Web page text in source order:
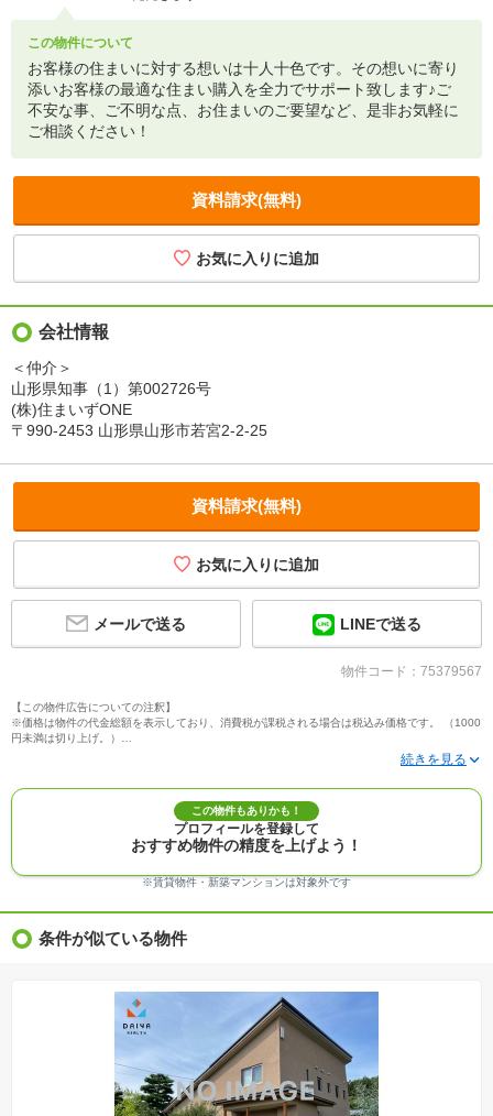
この物件について
お客様の住まいに対する想いは十人十色です。その想いに寄り
添いお客様の最適な住まい購入を全力でサポート致します♪ご
不安な事、ご不明な点、お住まいのご要望など、是非お気軽に
ご相談ください！
資料請求(無料)
会社情報
＜仲介＞
山形県知事（1）第002726号
(株)住まいずONE
〒990-2453 山形県山形市若宮2-2-25
資料請求(無料)
メールで送る LINEで送る
物件コード：75379567
【この物件広告についての注釈】
※価格は物件の代金総額を表示しており、消費税が課税される場合は税込み価格です。 （1000
円未満は切り上げ。）
※写真に写っている、またはパース（絵）や間取り図に描かれている家具や車などは、特にコ
※建築条件付き土地価格には、建物価格は含まれません。
※物件情報は、原則として情報提供日の２日前に最終確認した情報です。
※完成予想図はいずれも外構、植栽、外観等実際のものとは多少異なることがあります。
※モデルルーム・モデルハウス・展示場・ショールームの画像の場合、今回販売の物件と異な
※ＣＧ合成の画像の場合、実際とは多少異なる場合があります。
※物件特徴：販売戸数が複数の物件は、全ての住戸に該当しない項目もあります。
※価格更新：物件価格が変更された日から１週間表示されます。
※建築条件土地の情報内に掲載されている、建物プラン例は、土地購入者の設計プランの参考
の一例であって、プランの採用可否は任意です。
※土地（建築条件なし）で「建物プラン例」が表記してある時、そのプラン例は特定の建築請
負会社によるもので、当該建築請負会社以外で建てた場合、同様のものが同価格で建てられる
とは限りません。また建築請負会社を特定するものではありません。
※建築条件付き土地とは、その土地に建築する建物の建築請負契約が、一定期間内に成立する
ことを条件として売買される土地のことをいいます。建築請負契約成立に向けて設計プランを
協議するため、土地購入者が自己の希望する建物の設計協議をするために必要な相当の期間の
この物件もありかも！
プロフィールを登録して
おすすめ物件の精度を上げよう！
※賃貸物件・新築マンションは対象外です
条件が似ている物件